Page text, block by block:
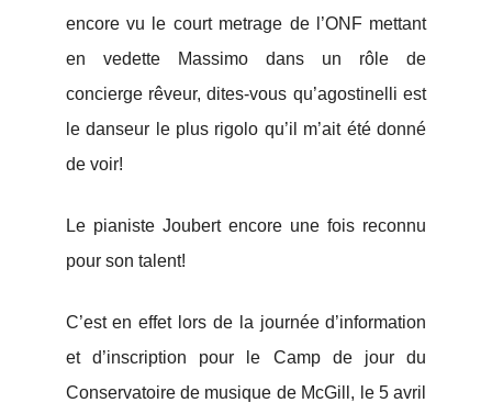
encore vu le court metrage de l’ONF mettant
en vedette Massimo dans un rôle de
concierge rêveur, dites-vous qu’agostinelli est
le danseur le plus rigolo qu’il m’ait été donné
de voir!
Le pianiste Joubert encore une fois reconnu
pour son talent!
C’est en effet lors de la journée d’information
et d’inscription pour le Camp de jour du
Conservatoire de musique de McGill, le 5 avril